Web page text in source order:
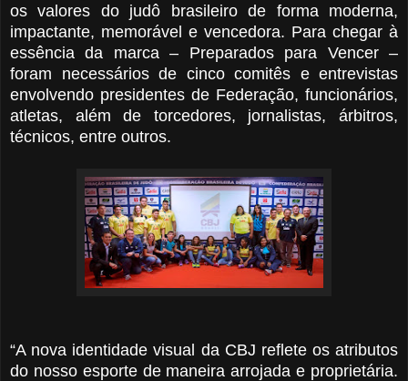
os valores do judô brasileiro de forma moderna,
impactante, memorável e vencedora. Para chegar à
essência da marca – Preparados para Vencer –
foram necessários de cinco comitês e entrevistas
envolvendo presidentes de Federação, funcionários,
atletas, além de torcedores, jornalistas, árbitros,
técnicos, entre outros.
“A nova identidade visual da CBJ reflete os atributos
do nosso esporte de maneira arrojada e proprietária.